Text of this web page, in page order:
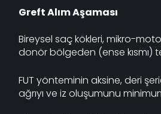
Greft Alım Aşaması
Bireysel saç kökleri, mikro-
donör bölgeden (ense kısmı)
FUT yönteminin aksine, deri
ağrıyı ve iz oluşumunu